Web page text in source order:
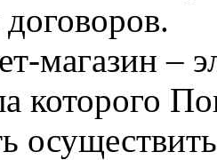
магазин –
которого